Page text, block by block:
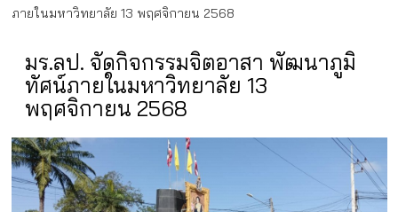
ภายในมหาวิทยาลัย 13 พฤศจิกายน 2568
มร.ลป. จัดกิจกรรมจิตอาสา พัฒนาภูมิ
ทัศน์ภายในมหาวิทยาลัย 13
พฤศจิกายน 2568